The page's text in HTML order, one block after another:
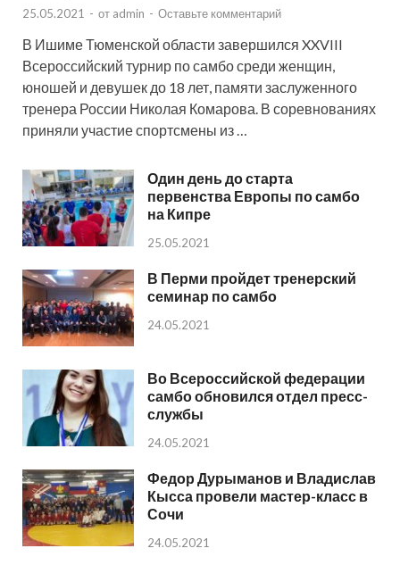
25.05.2021 - от admin - Оставьте комментарий
В Ишиме Тюменской области завершился XXVIII
Всероссийский турнир по самбо среди женщин,
юношей и девушек до 18 лет, памяти заслуженного
тренера России Николая Комарова. В соревнованиях
приняли участие спортсмены из …
Один день до старта
первенства Европы по самбо
на Кипре
25.05.2021
В Перми пройдет тренерский
семинар по самбо
24.05.2021
Во Всероссийской федерации
самбо обновился отдел пресс-
службы
24.05.2021
Федор Дурыманов и Владислав
Кысса провели мастер-класс в
Сочи
24.05.2021